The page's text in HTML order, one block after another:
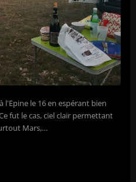
le 16 en espérant bien
fut le cas, ciel clair permettant
Mars,…